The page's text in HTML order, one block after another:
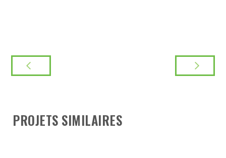
PROJETS SIMILAIRES